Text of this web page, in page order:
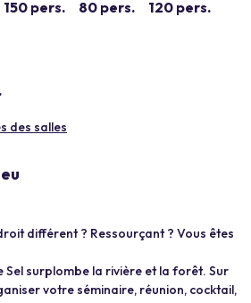
150 pers. 80 pers. 120 pers.
des salles
différent ? Ressourçant ? Vous êtes
Sel surplombe la rivière et la forêt. Sur
votre séminaire, réunion, cocktail,